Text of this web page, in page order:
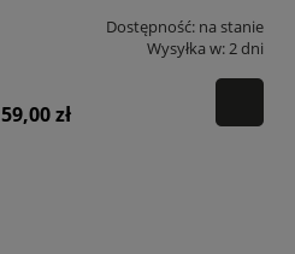
Dostępność: na stanie
Wysyłka w:2 dni
59,00 zł